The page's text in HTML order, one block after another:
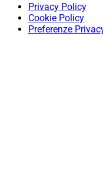
Privacy Policy
Cookie Policy
Preferenze